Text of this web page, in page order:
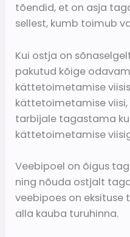
tõendid, et on asja
sellest, kumb toimub
Kui ostja on
pakutud kõige
kättetoimetamise
kättetoimetamise
tarbijale tagastama
kättetoimetamise
Veebipoel on õigus
ning nõuda ostjalt
veebipoes on
alla kauba turuhinna.